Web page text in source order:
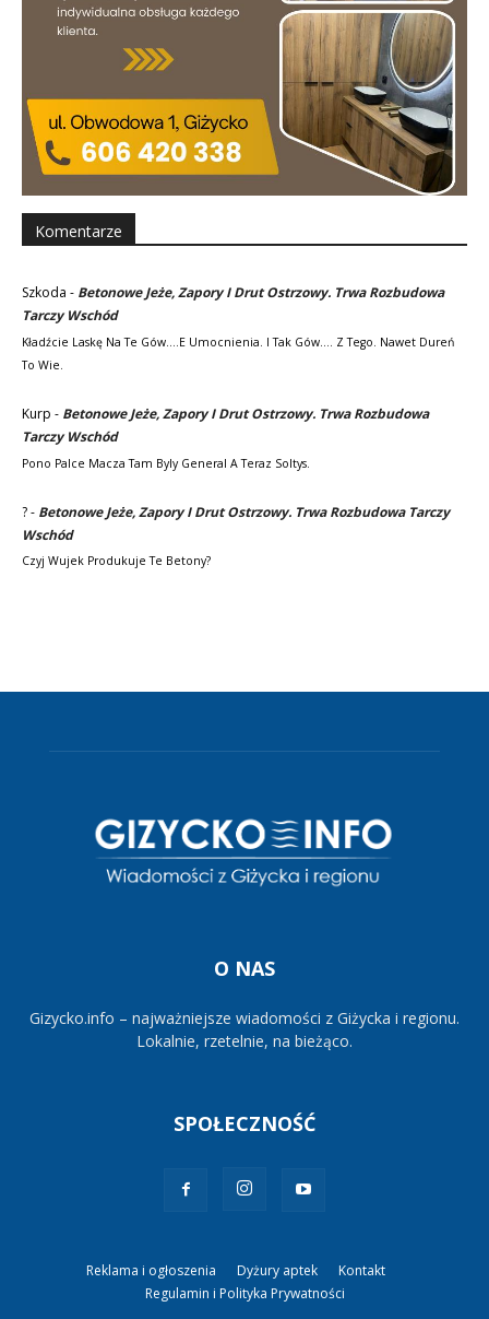
Komentarze
Szkoda - Betonowe Jeże, Zapory I Drut Ostrzowy. Trwa Rozbudowa
Tarczy Wschód
Kładźcie Laskę Na Te Gów....e Umocnienia. I Tak Gów.... Z Tego. Nawet Dureń
To Wie.
Kurp - Betonowe Jeże, Zapory I Drut Ostrzowy. Trwa Rozbudowa
Tarczy Wschód
Pono Palce Macza Tam Byly General A Teraz Soltys.
?- Betonowe Jeże, Zapory I Drut Ostrzowy. Trwa Rozbudowa Tarczy
Wschód
Czyj Wujek Produkuje Te Betony?
O NAS
Gizycko.info – najważniejsze wiadomości z Giżycka i regionu.
Lokalnie, rzetelnie, na bieżąco.
SPOŁECZNOŚĆ
Reklama i ogłoszenia Dyżury aptek
Kontakt
Regulamin i Polityka Prywatności